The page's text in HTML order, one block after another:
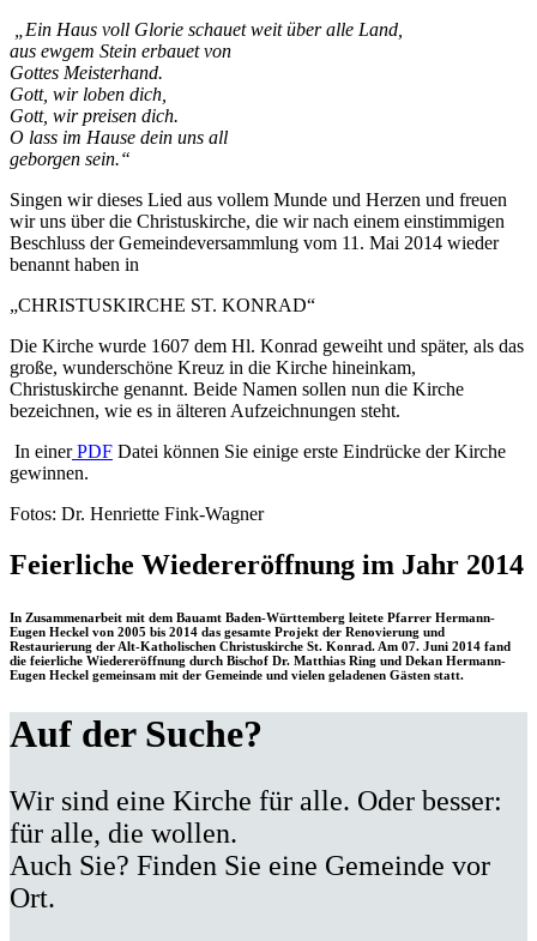
„Ein Haus voll Glorie schauet weit über alle Land,
aus ewgem Stein erbauet von
Gottes Meisterhand.
Gott, wir loben dich,
Gott, wir preisen dich.
O lass im Hause dein uns all
geborgen sein.“
Singen wir dieses Lied aus vollem Munde und Herzen und freuen
wir uns über die Christuskirche, die wir nach einem einstimmigen
Beschluss der Gemeindeversammlung vom 11. Mai 2014 wieder
benannt haben in
„CHRISTUSKIRCHE ST. KONRAD“
Die Kirche wurde 1607 dem Hl. Konrad geweiht und später, als das
große, wunderschöne Kreuz in die Kirche hineinkam,
Christuskirche genannt. Beide Namen sollen nun die Kirche
bezeichnen, wie es in älteren Aufzeichnungen steht.
In einer PDF Datei können Sie einige erste Eindrücke der Kirche
gewinnen.
Fotos: Dr. Henriette Fink-Wagner
Feierliche Wiedereröffnung im Jahr 2014
In Zusammenarbeit mit dem Bauamt Baden-Württemberg leitete Pfarrer Hermann-
Eugen Heckel von 2005 bis 2014 das gesamte Projekt der Renovierung und
Restaurierung der Alt-Katholischen Christuskirche St. Konrad. Am 07. Juni 2014 fand
die feierliche Wiedereröffnung durch Bischof Dr. Matthias Ring und Dekan Hermann-
Eugen Heckel gemeinsam mit der Gemeinde und vielen geladenen Gästen statt.
Auf der Suche?
Wir sind eine Kirche für alle. Oder besser:
für alle, die wollen.
Auch Sie? Finden Sie eine Gemeinde vor
Ort.